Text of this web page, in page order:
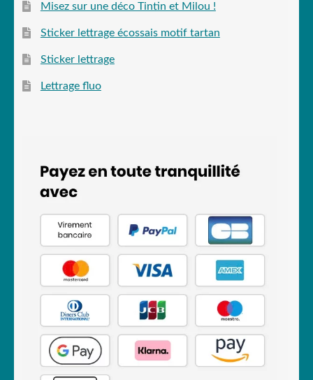
Misez sur une déco Tintin et Milou !
Sticker lettrage écossais motif tartan
Sticker lettrage
Lettrage fluo